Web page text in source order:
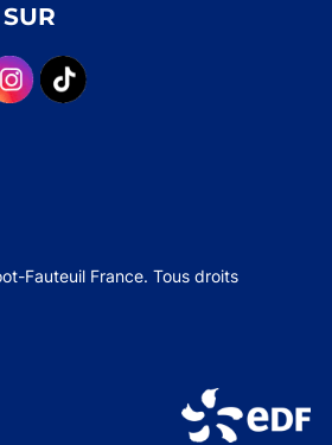
Fauteuil France. Tous droits